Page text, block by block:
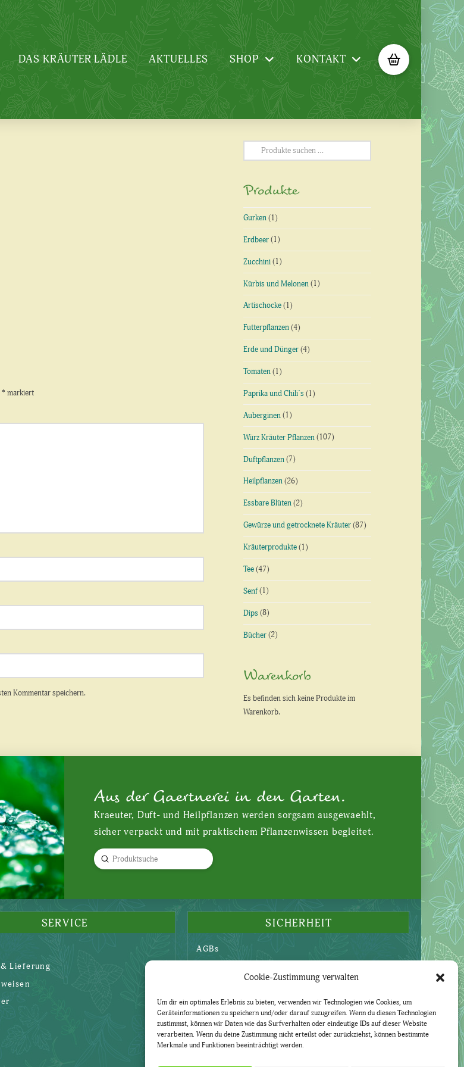
Cookie-Zustimmung verwalten
Um dir ein optimales Erlebnis zu bieten, verwenden wir Technologien wie Cookies, um
Geräteinformationen zu speichern und/oder darauf zuzugreifen. Wenn du diesen Technologien
zustimmst, können wir Daten wie das Surfverhalten oder eindeutige IDs auf dieser Website
verarbeiten. Wenn du deine Zustimmung nicht erteilst oder zurückziehst, können bestimmte
Merkmale und Funktionen beeinträchtigt werden.
DAS KRÄUTER LÄDLE AKTUELLES SHOP KONTAKT
* markiert
Kommentar speichern.
Suchen
nach:
Produkte
Gurken (1)
Erdbeer (1)
Zucchini (1)
Kürbis und Melonen (1)
Artischocke (1)
Futterpflanzen (4)
Erde und Dünger (4)
Tomaten (1)
Paprika und Chili´s (1)
Auberginen (1)
Würz Kräuter Pflanzen (107)
Duftpflanzen (7)
Heilpflanzen (26)
Essbare Blüten (2)
Gewürze und getrocknete Kräuter (87)
Kräuterprodukte (1)
Tee (47)
Senf(1)
Dips (8)
Bücher (2)
Warenkorb
Es befinden sich keine Produkte im
Warenkorb.
Aus der Gaertnerei in den Garten.
Kraeuter, Duft- und Heilpflanzen werden sorgsam ausgewaehlt,
sicher verpackt und mit praktischem Pflanzenwissen begleitet.
Search
Submit
SERVICE
Lieferung
SICHERHEIT
AGBs
Impressum